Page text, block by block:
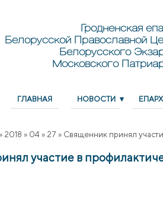
Гродненская
Белорусской Православной
Белорусского
Московского
ГЛАВНАЯ НОВОСТИ
» 2018 » 04 » 27 » Священник принял
участие в